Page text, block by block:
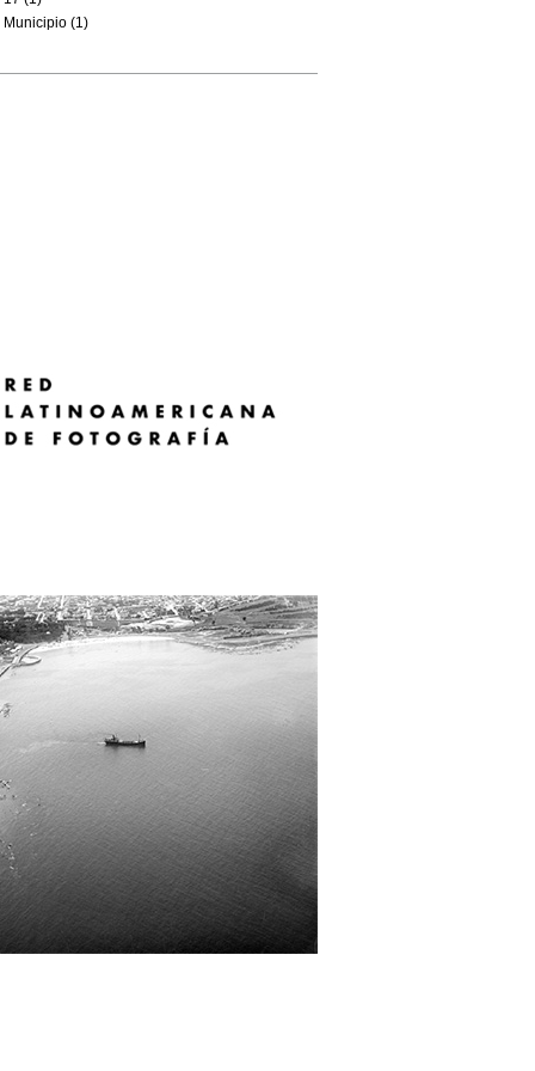
Municipio (1)